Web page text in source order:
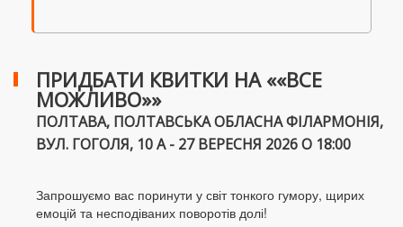
ПРИДБАТИ КВИТКИ НА ««ВСЕ
МОЖЛИВО»»
ПОЛТАВА, ПОЛТАВСЬКА ОБЛАСНА ФІЛАРМОНІЯ,
ВУЛ. ГОГОЛЯ, 10 А - 27 ВЕРЕСНЯ 2026 О 18:00
Запрошуємо вас поринути у світ тонкого гумору, щирих
емоцій та несподіваних поворотів долі!